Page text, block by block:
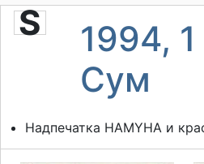
S
1994, 1
Сум
Надпечатка HAMYHA и